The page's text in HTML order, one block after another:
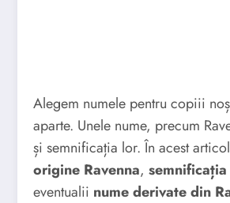
Alegem numele pentru copiii
aparte. Unele nume, precum
și semnificația lor. În acest
origine Ravenna, semnificația
eventualii nume derivate din